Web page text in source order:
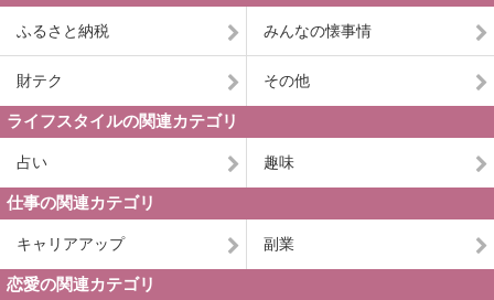
ふるさと納税 みんなの懐事情
財テク その他
ライフスタイルの関連カテゴリ
占い 趣味
仕事の関連カテゴリ
キャリアアップ 副業
恋愛の関連カテゴリ